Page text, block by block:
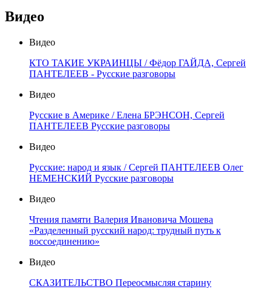
Видео
Видео
КТО ТАКИЕ УКРАИНЦЫ / Фёдор ГАЙДА, Сергей
ПАНТЕЛЕЕВ - Русские разговоры
Видео
Русские в Америке / Елена БРЭНСОН, Сергей
ПАНТЕЛЕЕВ Русские разговоры
Видео
Русские: народ и язык / Сергей ПАНТЕЛЕЕВ Олег
НЕМЕНСКИЙ Русские разговоры
Видео
Чтения памяти Валерия Ивановича Мошева
«Разделенный русский народ: трудный путь к
воссоединению»
Видео
СКАЗИТЕЛЬСТВО Переосмысляя старину